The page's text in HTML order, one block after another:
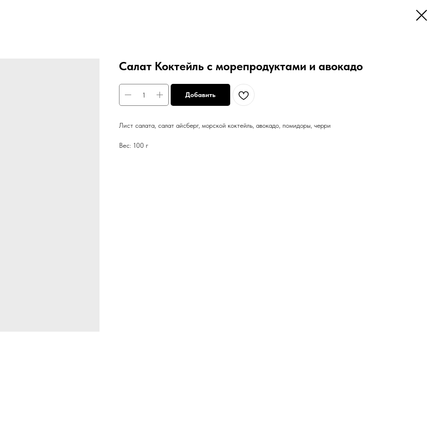
Салат Коктейль с морепродуктами и авокадо
Добавить
Лист салата, салат айсберг, морской коктейль, авокадо, помидоры, черри
Вес: 100 г